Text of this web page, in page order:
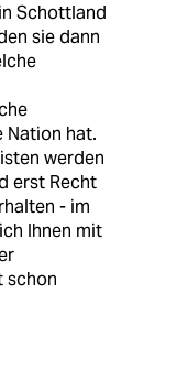
Schottland
sie dann
Nation hat.
werden
erst Recht
- im
Ihnen mit
schon